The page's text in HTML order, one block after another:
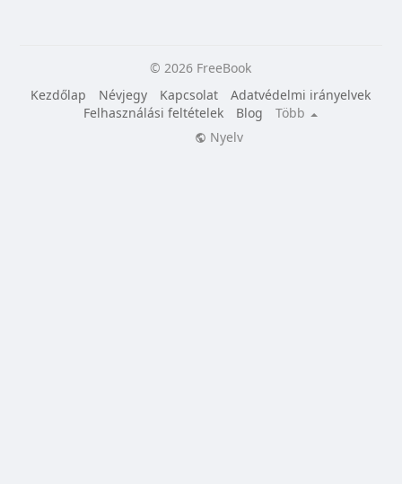
© 2026 FreeBook
Kezdőlap
Névjegy Kapcsolat
Adatvédelmi irányelvek
Felhasználási feltételek
Blog
Több
Nyelv